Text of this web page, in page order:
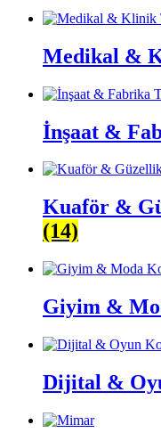
Medikal &
İnşaat &
Kuaför &
(14)
Giyim &
Dijital &